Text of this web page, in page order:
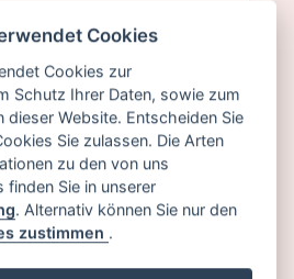
bleiben
ANMELDEN
Cookies
Cookies zur
Schutz Ihrer Daten, sowie zum
dieser Website. Entscheiden Sie
Sie zulassen. Die Arten
zu den von uns
Sie in unserer
. Alternativ können Sie nur den
zustimmen .